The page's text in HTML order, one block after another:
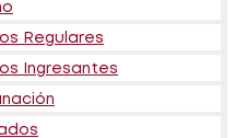
Regulares
Ingresantes